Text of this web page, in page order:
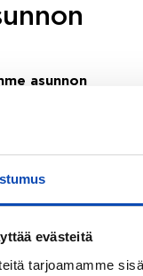
evästeitä
tarjoamamme
asunnon
etsimme juuri
nähdä vaivaa sen
myös esimerkiksi